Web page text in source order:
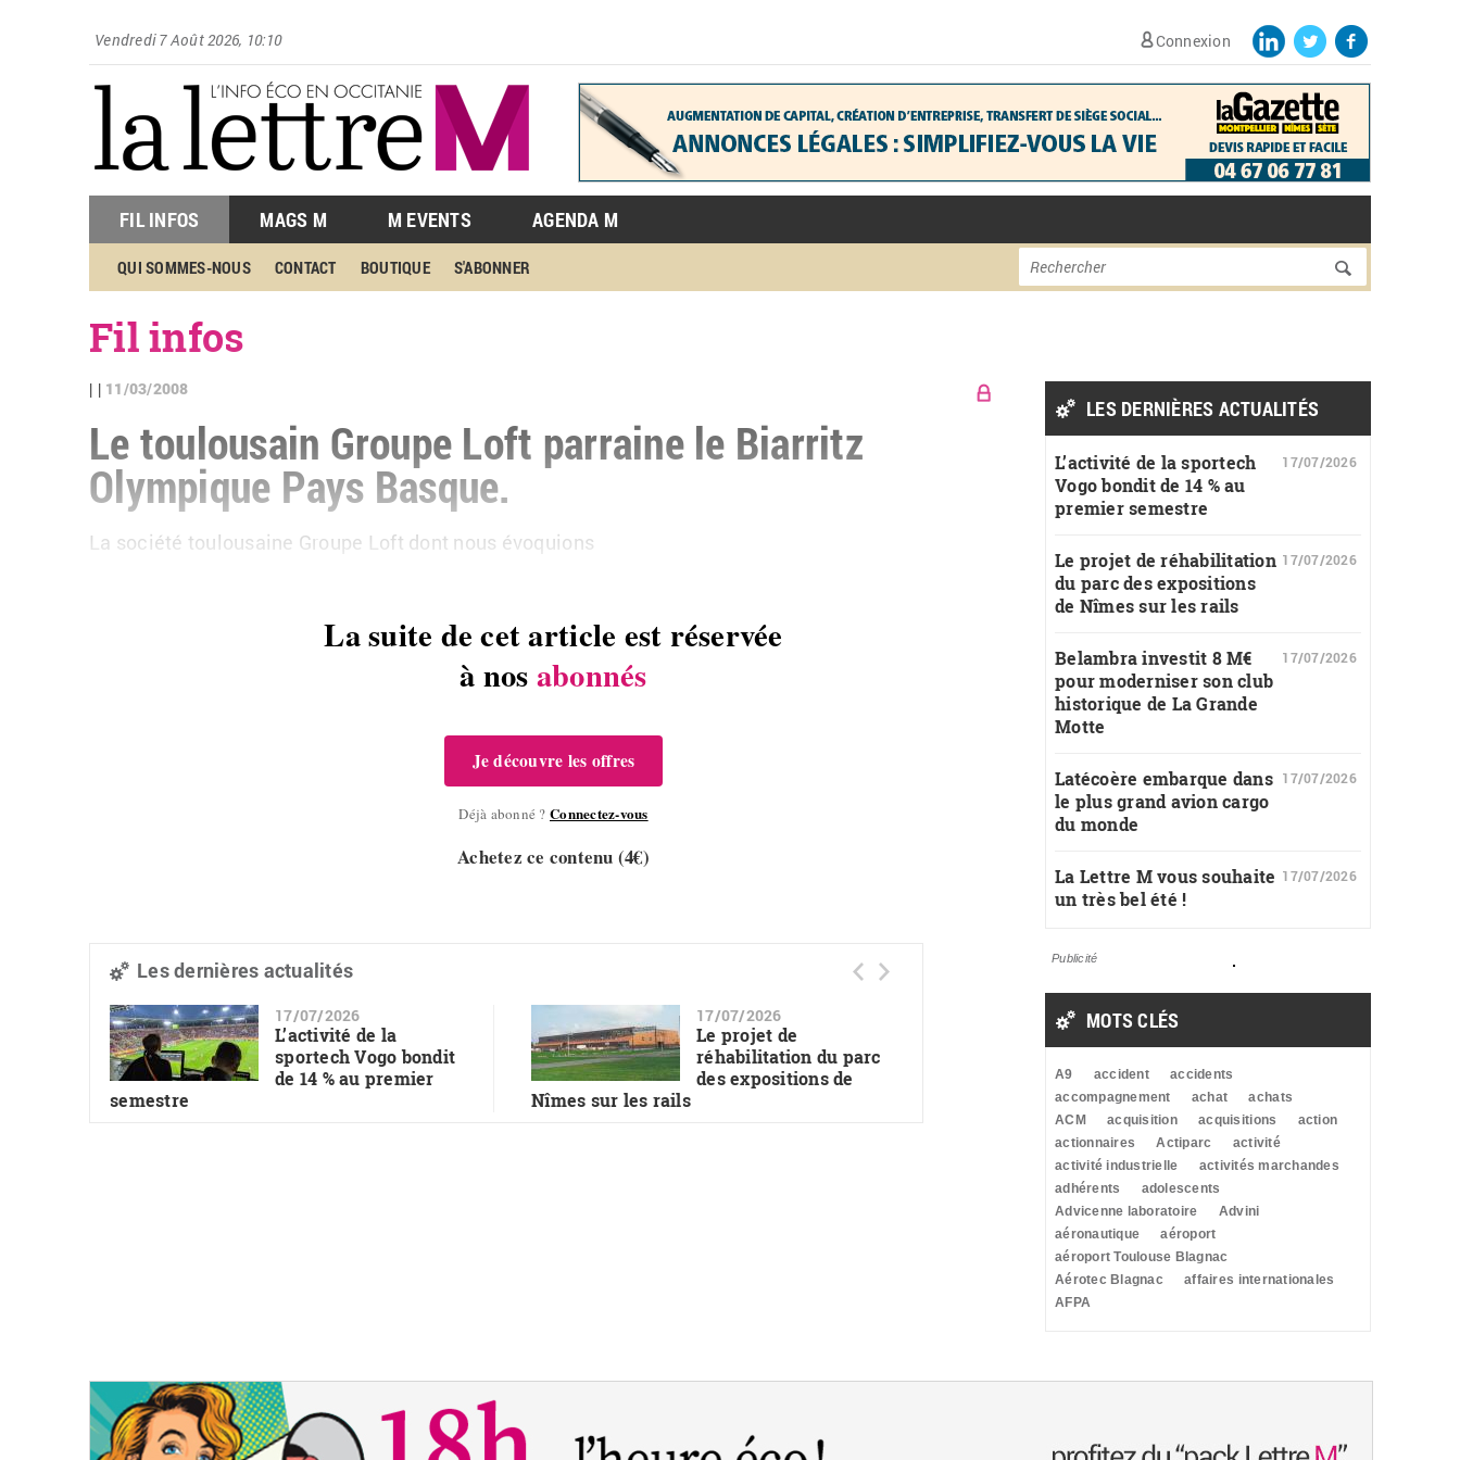
Vendredi 7 Août 2026, 10:10 Connexion
FIL INFOS MAGS M M EVENTS AGENDA M
QUI SOMMES-NOUS CONTACT BOUTIQUE S'ABONNER Formulaire de
Rechercher
Fil infos
11/03/2008
Le toulousain Groupe Loft parraine le Biarritz
Olympique Pays Basque.
La société toulousaine Groupe Loft dont nous évoquions
La suite de cet article est réservée
à nosabonnés
Je découvre les offres
Déjà abonné ? Connectez-vous
Achetez ce contenu (4€)
Les dernières actualités
17/07/2026
L’activité de la
sportech Vogo bondit
de 14 % au premier
semestre
17/07/2026
Le projet de
réhabilitation du parc
des expositions de
Nîmes sur les rails
LES DERNIÈRES ACTUALITÉS
L’activité de la sportech
Vogo bondit de 14 % au
premier semestre
17/07/2026
Le projet de réhabilitation
du parc des expositions
de Nîmes sur les rails
17/07/2026
Belambra investit 8 M€
pour moderniser son club
historique de La Grande
Motte
17/07/2026
Latécoère embarque dans
le plus grand avion cargo
du monde
17/07/2026
La Lettre M vous souhaite
un très bel été !
17/07/2026
Publicité
MOTS CLÉS
A9 accident
accidents
accompagnement
achat
achats
ACM
acquisition acquisitions
action
actionnaires
Actiparc
activité
activité industrielle
activités marchandes
adhérents
adolescents
Advicenne laboratoire
Advini
aéronautique
aéroport
aéroport Toulouse Blagnac
Aérotec Blagnac
affaires internationales
AFPA